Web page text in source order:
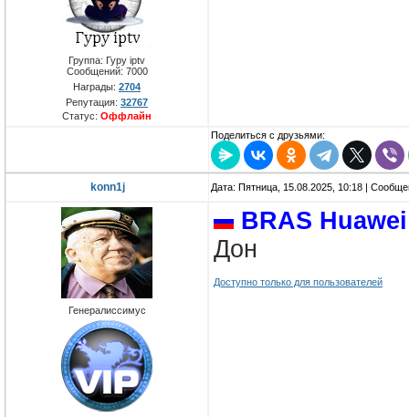
Группа: Гуру iptv
Сообщений: 7000
Награды: 2704
Репутация: 32767
Статус: Оффлайн
Поделиться с друзьями:
konn1j Дата: Пятница, 15.08.2025, 10:18 |
Генералиссимус
BRAS
Дон
Доступно только для пользователей